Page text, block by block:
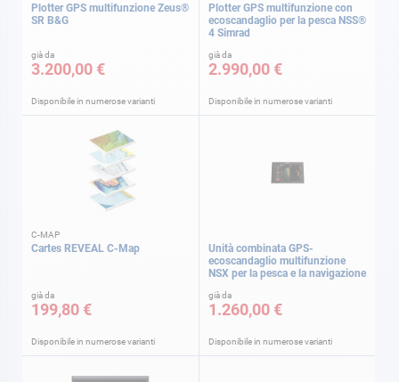
Plotter GPS multifunzione Zeus®
SR B&G
già da
3.200,00 €
Disponibile in numerose varianti
Plotter GPS multifunzione con
ecoscandaglio per la pesca NSS®
4 Simrad
già da
2.990,00 €
Disponibile in numerose varianti
C-MAP
Cartes REVEAL C-Map
già da
199,80 €
Disponibile in numerose varianti
Unità combinata GPS-
ecoscandaglio multifunzione
NSX per la pesca e la navigazione
già da
1.260,00 €
Disponibile in numerose varianti